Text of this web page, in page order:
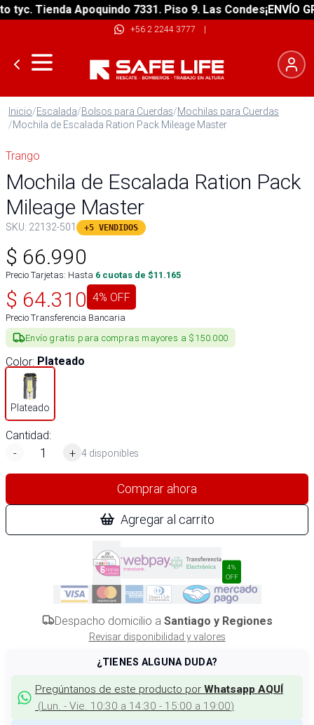
Tienda Apoquindo 7331. Piso 9. Las Condes¡ENVÍO
+56 2 2244 3777 |
Inicio/Escalada/Bolsos para Cuerdas/Mochilas para Cuerdas
/Mochila de Escalada Ration Pack Mileage Master
Trango
Mochila de Escalada Ration Pack
Mileage Master
SKU: 22132-501 +5 VENDIDOS
$ 66.990
Precio Tarjetas: Hasta 6 cuotas de $11.165
$ 64.310 4% OFF
Precio Transferencia Bancaria
Envío gratis para compras mayores a $150.000
Color: Plateado
Plateado
Cantidad:
-
+ 4 disponibles
Comprar ahora
Agregar al carrito
4%
OFF
Despacho domicilio a Santiago y Regiones
Revisar disponibilidad y valores
¿TIENES ALGUNA DUDA?
Pregúntanos de este producto por Whatsapp AQUÍ
(Lun. - Vie. 10:30 a 14:30 - 15:00 a 19:00)